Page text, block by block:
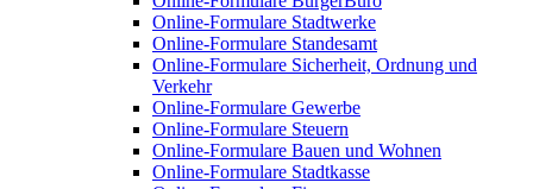
Online-Formulare Stadtwerke
Online-Formulare Standesamt
Online-Formulare Sicherheit, Ordnung und
Verkehr
Online-Formulare Gewerbe
Online-Formulare Steuern
Online-Formulare Bauen und Wohnen
Online-Formulare Stadtkasse